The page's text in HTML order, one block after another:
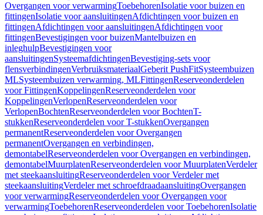
Overgangen voor verwarmingToebehorenIsolatie voor buizen en
fittingenIsolatie voor aansluitingenAfdichtingen voor buizen en
fittingenAfdichtingen voor aansluitingenAfdichtingen voor
fittingenBevestigingen voor buizenMantelbuizen en
inleghulpBevestigingen voor
aansluitingenSysteemafdichtingenBevestiging-sets voor
flensverbindingenVerbruiksmateriaalGeberit PushFitSysteembuizen
MLSysteembuizen verwarming, MLFittingenReserveonderdelen
voor FittingenKoppelingenReserveonderdelen voor
KoppelingenVerlopenReserveonderdelen voor
VerlopenBochtenReserveonderdelen voor BochtenT-
stukkenReserveonderdelen voor T-stukkenOvergangen
permanentReserveonderdelen voor Overgangen
permanentOvergangen en verbindingen,
demontabelReserveonderdelen voor Overgangen en verbindingen,
demontabelMuurplatenReserveonderdelen voor MuurplatenVerdeler
met steekaansluitingReserveonderdelen voor Verdeler met
steekaansluitingVerdeler met schroefdraadaansluitingOvergangen
voor verwarmingReserveonderdelen voor Overgangen voor
verwarmingToebehorenReserveonderdelen voor ToebehorenIsolatie